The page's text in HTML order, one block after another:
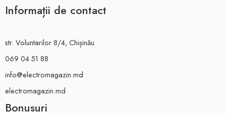
Informații de contact
str. Voluntarilor 8/4, Chișinău
069 04 51 88
info@electromagazin.md
electromagazin.md
Bonusuri